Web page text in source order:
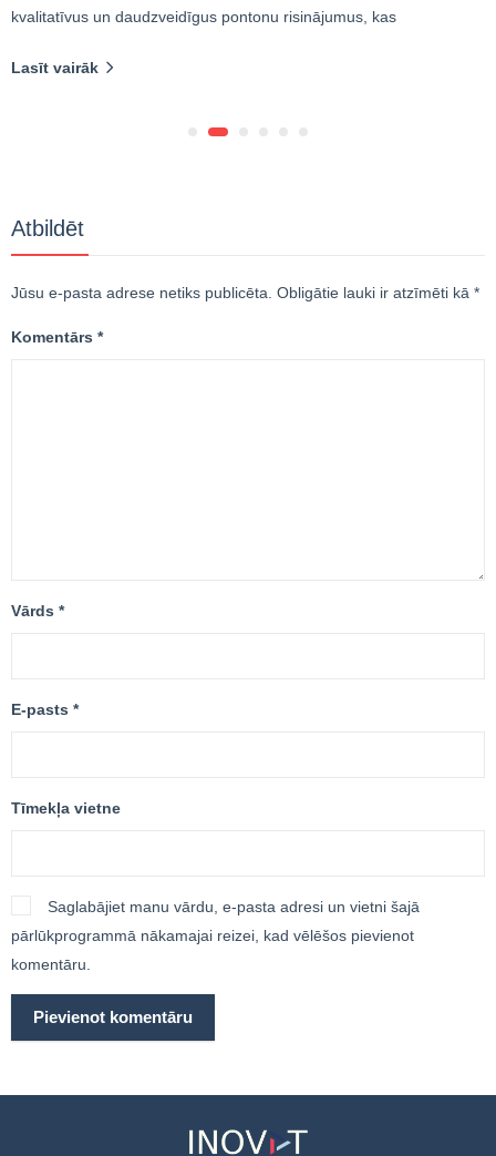
kvalitatīvus un daudzveidīgus pontonu risinājumus, kas
Lasīt vairāk
Atbildēt
Jūsu e-pasta adrese netiks publicēta. Obligātie lauki ir atzīmēti kā *
Komentārs *
Vārds *
E-pasts *
Tīmekļa vietne
Saglabājiet manu vārdu, e-pasta adresi un vietni šajā
pārlūkprogrammā nākamajai reizei, kad vēlēšos pievienot
komentāru.